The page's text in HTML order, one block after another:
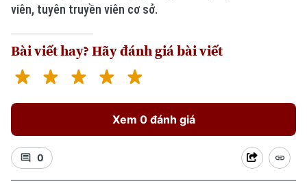
viên, tuyên truyền viên cơ sở.
Bài viết hay? Hãy đánh giá bài viết
Xem 0 đánh giá
0